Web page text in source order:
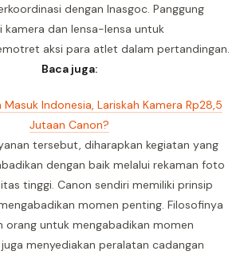
dengan Inasgoc. Panggung
dan lensa-lensa untuk
aksi para atlet dalam pertandingan.
Baca juga:
Indonesia, Lariskah Kamera Rp28,5
Jutaan Canon?
tersebut, diharapkan kegiatan yang
dengan baik melalui rekaman foto
tinggi. Canon sendiri memiliki prinsip
momen penting. Filosofinya
orang untuk mengabadikan momen
menyediakan peralatan cadangan